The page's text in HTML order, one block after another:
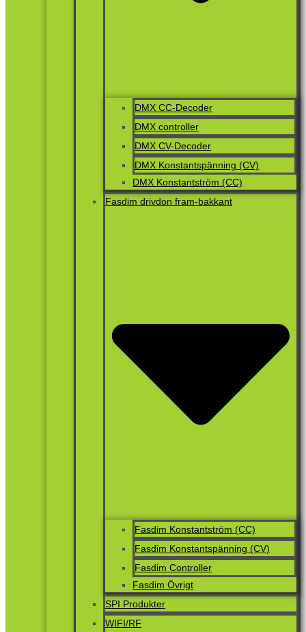
DMX CC-Decoder
DMX controller
DMX CV-Decoder
DMX Konstantspänning (CV)
DMX Konstantström (CC)
Fasdim drivdon fram-bakkant
Fasdim Konstantström (CC)
Fasdim Konstantspänning (CV)
Fasdim Controller
Fasdim Övrigt
SPI Produkter
WIFI/RF